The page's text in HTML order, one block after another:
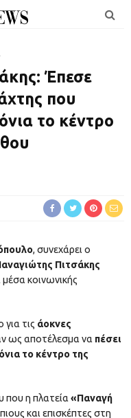
Έπεσε
που
το κέντρο
, συνεχάρει ο
Πιτσάκης
κοινωνικής
τις άοκνες
ως αποτέλεσμα να πέσει
το κέντρο της
που η πλατεία «Παναγή
και επισκέπτες στη